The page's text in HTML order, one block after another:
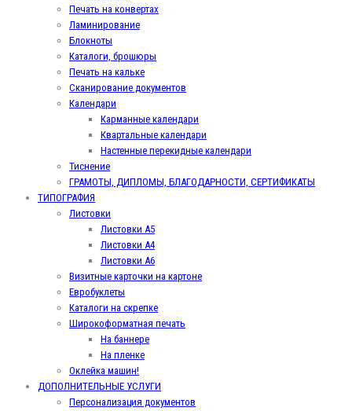
Печать на конвертах
Ламинирование
Блокноты
Каталоги, брошюры
Печать на кальке
Сканирование документов
Календари
Карманные календари
Квартальные календари
Настенные перекидные календари
Тиснение
ГРАМОТЫ, ДИПЛОМЫ, БЛАГОДАРНОСТИ, СЕРТИФИКАТЫ
ТИПОГРАФИЯ
Листовки
Листовки А5
Листовки А4
Листовки А6
Визитные карточки на картоне
Евробуклеты
Каталоги на скрепке
Широкоформатная печать
На баннере
На пленке
Оклейка машин!
ДОПОЛНИТЕЛЬНЫЕ УСЛУГИ
Персонализация документов